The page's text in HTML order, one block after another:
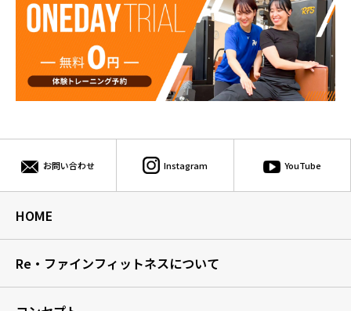
お問い合わせ Instagram YouTube
HOME
Re・ファインフィットネスについて